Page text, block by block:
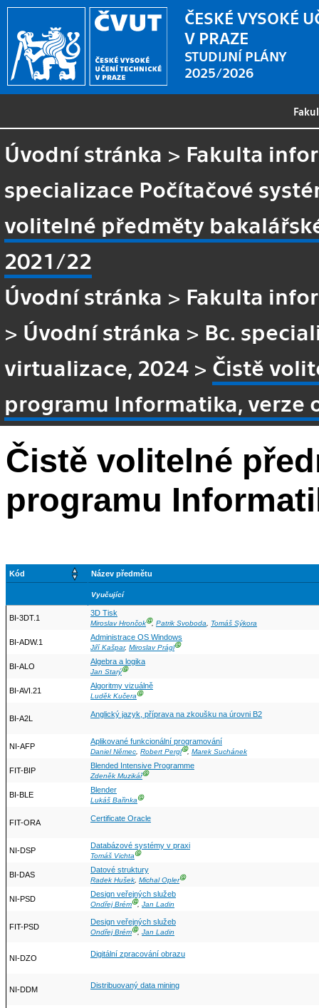
ČESKÉ VYSOKÉ
V PRAZE
STUDIJNÍ PLÁNY
2025/2026
Úvodní stránka > Fakulta
specializace Počítačové
volitelné předměty
2021/22
Úvodní stránka > Fakulta
> Úvodní stránka > Bc.
virtualizace, 2024 > Čistě
programu Informatika, verze
Čistě volitelné
programu
Kód Název předmětu
Vyučující
BI-3DT.1
3D Tisk
Miroslav HrončokⒼ, Patrik Svoboda, Tomáš Sýkora
BI-ADW.1
Administrace OS Windows
Jiří Kašpar, Miroslav PráglⒼ
BI-ALO
Algebra a logika
Jan StarýⒼ
BI-AVI.21
Algoritmy vizuálně
Luděk KučeraⒼ
BI-A2L Anglický jazyk, příprava na zkoušku na úrovni B2
NI-AFP
Aplikované funkcionální programování
Daniel Němec, Robert PerglⒼ, Marek Suchánek
FIT-BIP
Blended Intensive Programme
Zdeněk MuzikářⒼ
BI-BLE
Blender
Lukáš BařinkaⒼ
FIT-ORA Certificate Oracle
NI-DSP
Databázové systémy v praxi
Tomáš VichtaⒼ
BI-DAS
Datové struktury
Radek Hušek, Michal OplerⒼ
NI-PSD
Design veřejných služeb
Ondřej BrémⒼ, Jan Ladin
FIT-PSD
Design veřejných služeb
Ondřej BrémⒼ, Jan Ladin
NI-DZO Digitální zpracování obrazu
NI-DDM Distribuovaný data mining